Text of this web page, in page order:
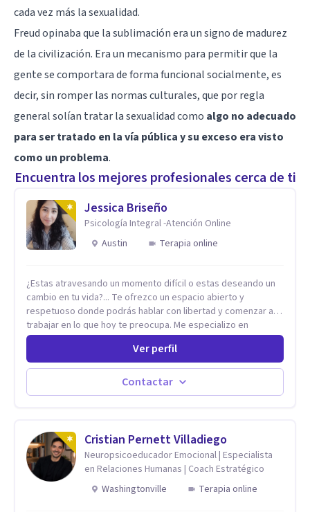
cada vez más la sexualidad.
Freud opinaba que la sublimación era un signo de madurez
de la civilización. Era un mecanismo para permitir que la
gente se comportara de forma funcional socialmente, es
decir, sin romper las normas culturales, que por regla
general solían tratar la sexualidad como algo no adecuado
para ser tratado en la vía pública y su exceso era visto
como un problema.
Encuentra los mejores profesionales cerca de ti
Jessica Briseño
Psicología Integral -Atención Online
Austin
Terapia online
¿Estas atravesando un momento difícil o estas deseando un
cambio en tu vida?... Te ofrezco un espacio abierto y
respetuoso donde podrás hablar con libertad y comenzar a
trabajar en lo que hoy te preocupa. Me especializo en
Trastornos de Ansiedad y a lo largo de mi experiencia
profesional he acompañado a muchas Familias y Parejas con
distintas problemáticas como el manejo del estrés,
Autoestima, Gestión de la Ira, Depresión, Retos en la Crianza,
Codependencia, Celos, entre otros. Cuento con más de 12
Adolescentes y Adultos
Ver perfil
Contactar
Cristian Pernett Villadiego
Neuropsicoeducador Emocional | Especialista
en Relaciones Humanas | Coach Estratégico
Washingtonville
Terapia online